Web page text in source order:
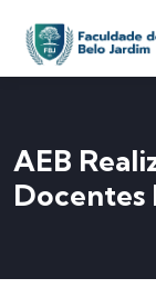
AEB
Docentes